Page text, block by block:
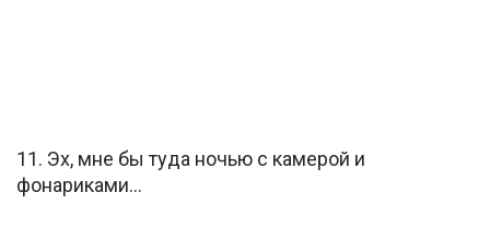
11. Эх, мне бы туда ночью с камерой и
фонариками…